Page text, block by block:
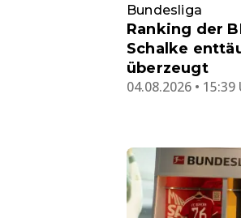
Bundesliga
Ranking der
Schalke
überzeugt
04.08.2026 • 15:39